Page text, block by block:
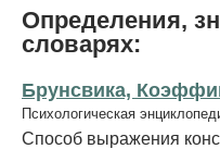
Определения,
словарях:
Брунсвика,
Психологическая
Способ выражения